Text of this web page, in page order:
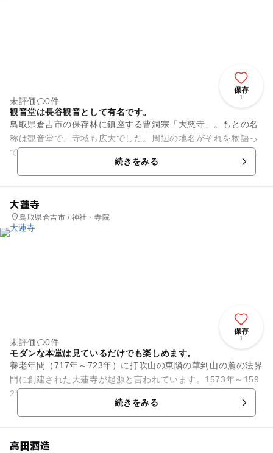
保存
1
未評価
0件
観音堂は長谷観音として有名です。
鳥取県倉吉市の保存林に鎮座する曹洞宗「大慈寺」。もとの名
称は観音堂で、寺域も広大でした。周辺の地名がそれを物語っ
ています。天智天皇時代に創建されたという説もありますが、
詳しくはわかっていません。...続きをみる
大蓮寺
鳥取県倉吉市 / 神社・寺院
保存
1
未評価
0件
モダンな本堂は見ているだけでも楽しめます。
養老年間（717年～723年）に打吹山の東隣の華到山の麓の法界
門に創建された大蓮寺が起源と言われています。1573年～159
2年の間に、善蓮社然誉上人文翁が近郊にあった大連寺の3寺を
続きをみる
高田酒造